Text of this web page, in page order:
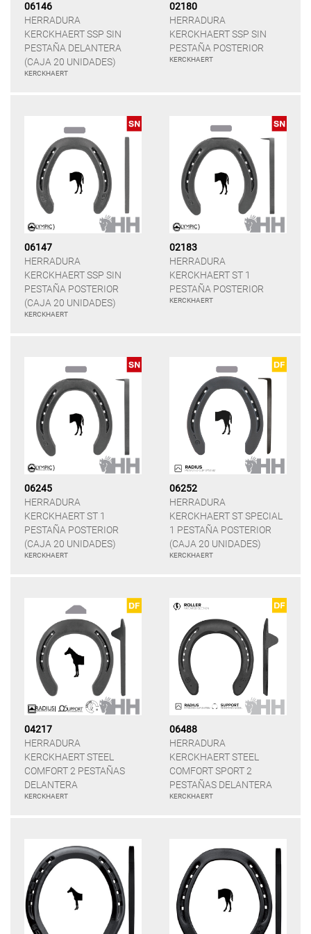
06146
HERRADURA
KERCKHAERT SSP SIN
PESTAÑA DELANTERA
(CAJA 20 UNIDADES)
KERCKHAERT
02180
HERRADURA
KERCKHAERT SSP SIN
PESTAÑA POSTERIOR
KERCKHAERT
06147
HERRADURA
KERCKHAERT SSP SIN
PESTAÑA POSTERIOR
(CAJA 20 UNIDADES)
KERCKHAERT
02183
HERRADURA
KERCKHAERT ST 1
PESTAÑA POSTERIOR
KERCKHAERT
06245
HERRADURA
KERCKHAERT ST 1
PESTAÑA POSTERIOR
(CAJA 20 UNIDADES)
KERCKHAERT
06252
HERRADURA
KERCKHAERT ST SPECIAL
1 PESTAÑA POSTERIOR
(CAJA 20 UNIDADES)
KERCKHAERT
04217
HERRADURA
KERCKHAERT STEEL
COMFORT 2 PESTAÑAS
DELANTERA
KERCKHAERT
06488
HERRADURA
KERCKHAERT STEEL
COMFORT SPORT 2
PESTAÑAS DELANTERA
KERCKHAERT